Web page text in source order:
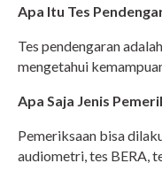
Apa Itu Tes
Tes pendengaran
mengetahui
Apa Saja Jenis
Pemeriksaan bisa
audiometri, tes BERA,